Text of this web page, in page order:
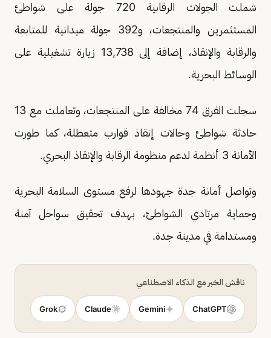
شملت الجولات الرقابية 720 جولة على شواطئ
المستثمرين والمنتجعات، و392 جولة ميدانية للمتابعة
والرقابة والإنقاذ، إضافة إلى 13,738 زيارة تشغيلية على
الوسائط البحرية.
سجلت الفرق 74 مخالفة على المنتجعات، وتعاملت مع 13
حادثة شواطئ وحالات إنقاذ قوارب متعطلة، كما طورت
الأمانة 3 أنظمة لدعم منظومة الرقابة والإنقاذ البحري.
وتواصل أمانة جدة جهودها لرفع مستوى السلامة البحرية
وحماية مرتادي الشواطئ، بهدف تحقيق سواحل آمنة
ومستدامة في مدينة جدة.
ناقش الخبر مع الذكاء الاصطناعي
ChatGPT
Gemini
Claude
Grok